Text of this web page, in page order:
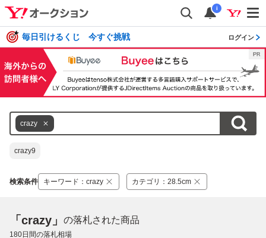
i
毎日引けるくじ 今すぐ挑戦 ログイン
crazy
crazy9
検索条件 キーワード ： crazy カテゴリ ： 28.5cm
「crazy」 の落札された商品
180日間の落札相場